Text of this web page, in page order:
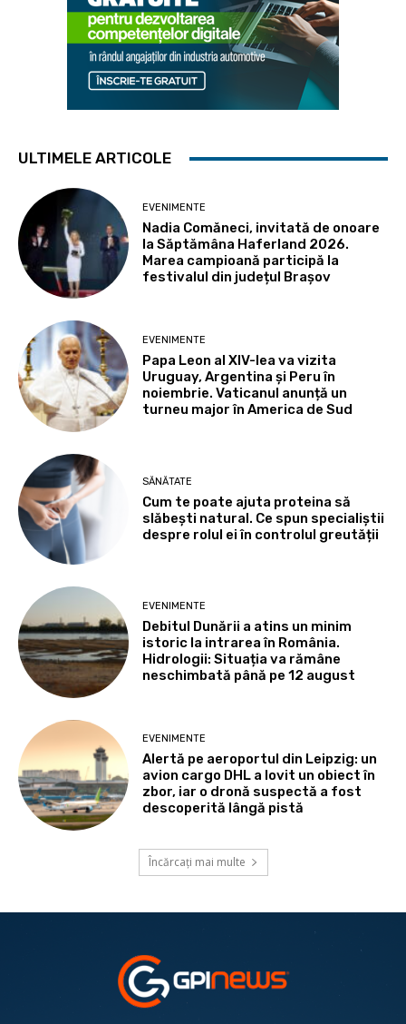
ULTIMELE ARTICOLE
EVENIMENTE
Nadia Comăneci, invitată de onoare
la Săptămâna Haferland 2026.
Marea campioană participă la
festivalul din județul Brașov
EVENIMENTE
Papa Leon al XIV-lea va vizita
Uruguay, Argentina și Peru în
noiembrie. Vaticanul anunță un
turneu major în America de Sud
SĂNĂTATE
Cum te poate ajuta proteina să
slăbești natural. Ce spun specialiștii
despre rolul ei în controlul greutății
EVENIMENTE
Debitul Dunării a atins un minim
istoric la intrarea în România.
Hidrologii: Situația va rămâne
neschimbată până pe 12 august
EVENIMENTE
Alertă pe aeroportul din Leipzig: un
avion cargo DHL a lovit un obiect în
zbor, iar o dronă suspectă a fost
descoperită lângă pistă
Încărcați mai multe